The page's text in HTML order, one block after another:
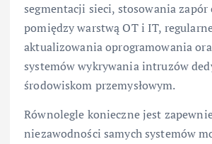
segmentacji sieci, stosowania zapór
pomiędzy warstwą OT i IT,
aktualizowania oprogramowania
systemów wykrywania intruzów
środowiskom przemysłowym.
Równolegle konieczne jest
niezawodności samych systemów